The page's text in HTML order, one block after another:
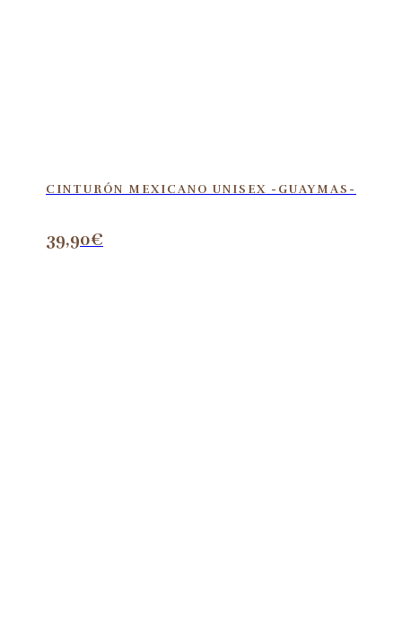
CINTURÓN MEXICANO UNISEX -GUAYMAS-
39,90€